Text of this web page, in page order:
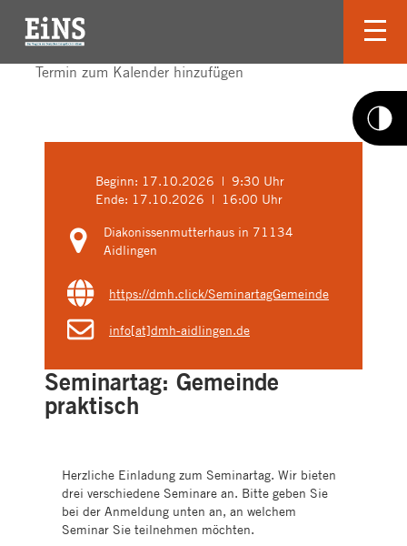
Termin zum Kalender hinzufügen
Beginn: 17.10.2026 | 9:30 Uhr
Ende: 17.10.2026 | 16:00 Uhr
Diakonissenmutterhaus in 71134
Aidlingen
https://dmh.click/SeminartagGemeinde
info[at]dmh-aidlingen.de
Seminartag: Gemeinde
praktisch
Herzliche Einladung zum Seminartag. Wir bieten
drei verschiedene Seminare an. Bitte geben Sie
bei der Anmeldung unten an, an welchem
Seminar Sie teilnehmen möchten.